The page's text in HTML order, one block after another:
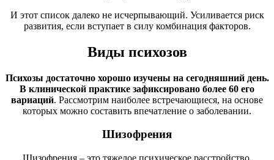
И этот список далеко не исчерпывающий. Усиливается риск
развития, если вступает в силу комбинация факторов.
Виды психозов
Психозы достаточно хорошо изучены на сегодняшний день.
В клинической практике зафиксировано более 60 его
вариаций. Рассмотрим наиболее встречающиеся, на основе
которых можно составить впечатление о заболевании.
Шизофрения